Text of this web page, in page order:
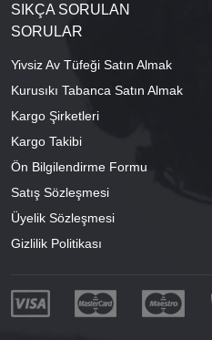
SIKÇA SORULAN
SORULAR
Yivsiz Av Tüfeği Satın Almak
Kurusıkı Tabanca Satın Almak
Kargo Şirketleri
Kargo Takibi
Ön Bilgilendirme Formu
Satış Sözleşmesi
Üyelik Sözleşmesi
Gizlilik Politikası